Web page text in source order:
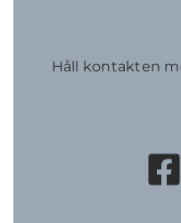
Håll kontakten